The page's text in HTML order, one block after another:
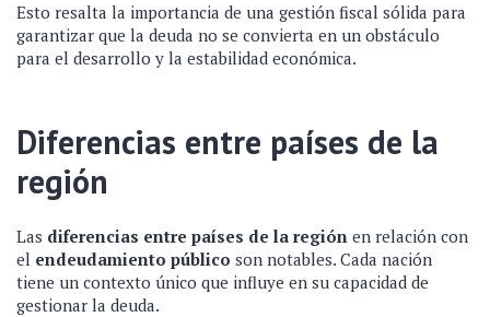
Esto resalta la importancia de una gestión fiscal sólida para
garantizar que la deuda no se convierta en un obstáculo
para el desarrollo y la estabilidad económica.
Diferencias entre países de la
región
Las diferencias entre países de la región en relación con
el endeudamiento público son notables. Cada nación
tiene un contexto único que influye en su capacidad de
gestionar la deuda.